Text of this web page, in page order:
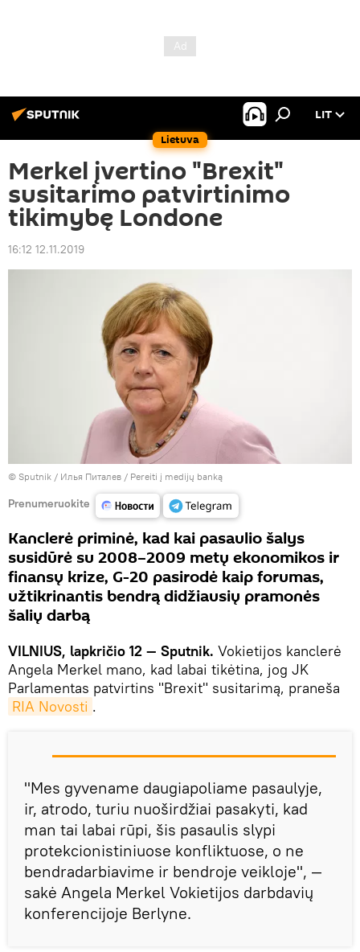
Lietuva
LIT
Merkel įvertino "Brexit"
susitarimo patvirtinimo
tikimybę Londone
16:12 12.11.2019
© Sputnik / Илья Питалев / Pereiti į medijų banką
Prenumeruokite
Kanclerė priminė, kad kai pasaulio šalys
susidūrė su 2008–2009 metų ekonomikos ir
finansų krize, G-20 pasirodė kaip forumas,
užtikrinantis bendrą didžiausių pramonės
šalių darbą
VILNIUS, lapkričio 12 — Sputnik. Vokietijos kanclerė
Angela Merkel mano, kad labai tikėtina, jog JK
Parlamentas patvirtins "Brexit" susitarimą, praneša
RIA Novosti .
"Mes gyvename daugiapoliame pasaulyje,
ir, atrodo, turiu nuoširdžiai pasakyti, kad
man tai labai rūpi, šis pasaulis slypi
protekcionistiniuose konfliktuose, o ne
bendradarbiavime ir bendroje veikloje", —
sakė Angela Merkel Vokietijos darbdavių
konferencijoje Berlyne.